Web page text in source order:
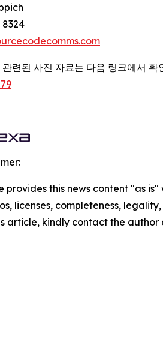
8324
련된 사진 자료는 다음 링크에서 확
provides this news content "as
licenses, completeness,
article, kindly contact the author